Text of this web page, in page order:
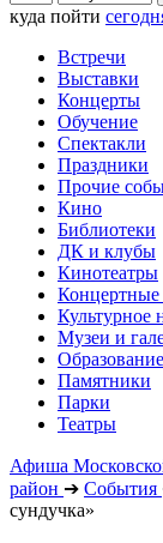
куда пойти
Встречи
Выставки
Концерты
Обучение
Спектакли
Праздники
Прочие
Кино
Библиотеки
ДК и клубы
Кинотеатры
Культурное
Музеи и
Образование
Памятники
Парки
Театры
Афиша
район ➔ События
сундучка»